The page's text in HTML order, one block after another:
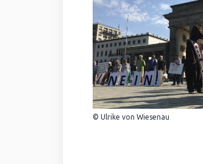
© Ulrike von Wiesenau